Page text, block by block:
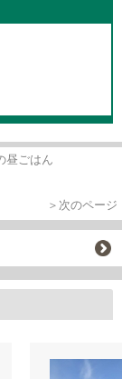
昼ごはん
＞次のページ